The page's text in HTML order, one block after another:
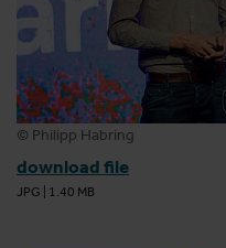
© Philipp Habring
download file
JPG 1.40 MB